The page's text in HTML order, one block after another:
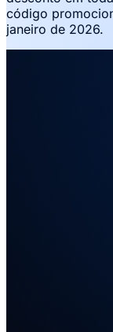
código
janeiro de 2026.